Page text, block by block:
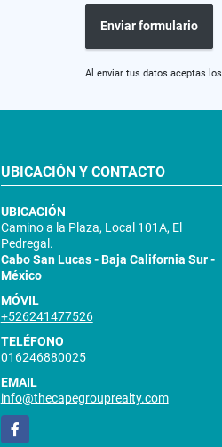
Enviar formulario
Al enviar tus datos aceptas los
UBICACIÓN Y CONTACTO
UBICACIÓN
Camino a la Plaza, Local 101A, El
Pedregal.
Cabo San Lucas - Baja California Sur -
México
MÓVIL
+526241477526
TELÉFONO
016246880025
EMAIL
info@thecapegrouprealty.com
Facebook